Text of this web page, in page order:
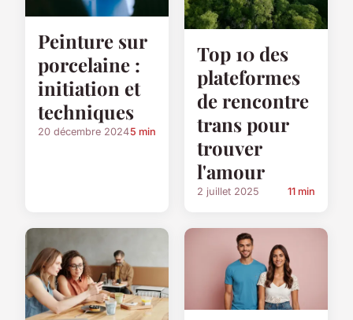
Peinture sur
porcelaine :
initiation et
techniques
20 décembre 20245 min
Top 10 des
plateformes
de rencontre
trans pour
trouver
l'amour
2 juillet 2025 11 min